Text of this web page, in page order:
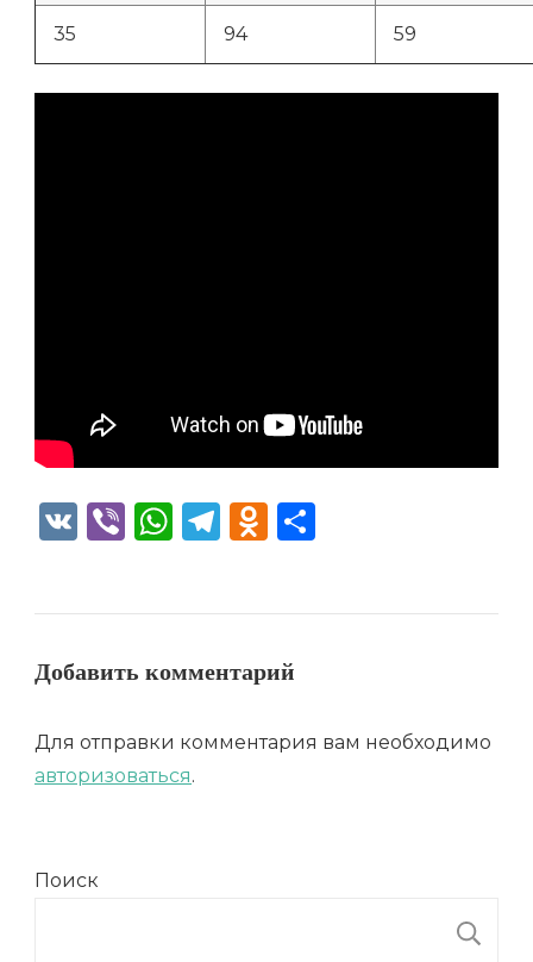
35 94 59
VK ViberWhatsApp
Telegram
Odnoklassniki
Добавить комментарий
Для отправки комментария вам необходимо
авторизоваться.
Поиск